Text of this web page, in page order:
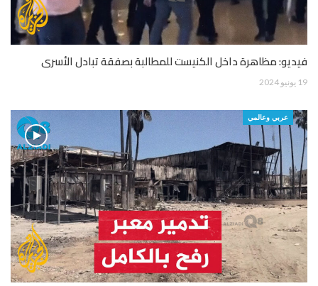
فيديو: مظاهرة داخل الكنيست للمطالبة بصفقة تبادل الأسرى
19 يونيو 2024
عربي وعالمي